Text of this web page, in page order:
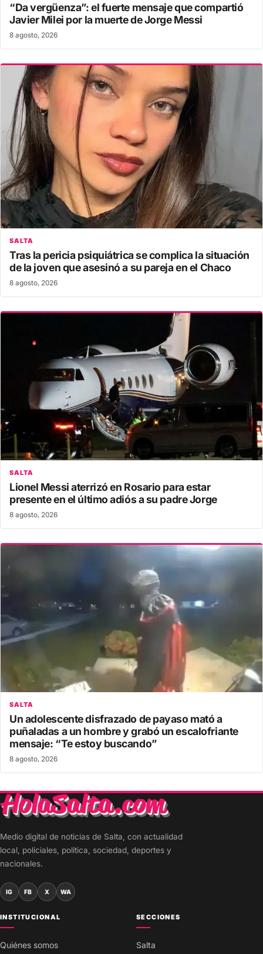
“Da vergüenza”: el fuerte mensaje que compartió
Javier Milei por la muerte de Jorge Messi
8 agosto, 2026
SALTA
Tras la pericia psiquiátrica se complica la situación
de la joven que asesinó a su pareja en el Chaco
8 agosto, 2026
SALTA
Lionel Messi aterrizó en Rosario para estar
presente en el último adiós a su padre Jorge
8 agosto, 2026
SALTA
Un adolescente disfrazado de payaso mató a
puñaladas a un hombre y grabó un escalofriante
mensaje: “Te estoy buscando”
8 agosto, 2026
Medio digital de noticias de Salta, con actualidad
local, policiales, política, sociedad, deportes y
nacionales.
IG FB X WA
INSTITUCIONAL
Quiénes somos
SECCIONES
Salta